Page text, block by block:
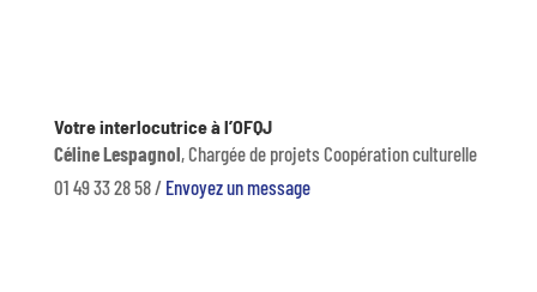
Votre interlocutrice à l’OFQJ
Céline Lespagnol, Chargée de projets Coopération culturelle
01 49 33 28 58 / Envoyez un message